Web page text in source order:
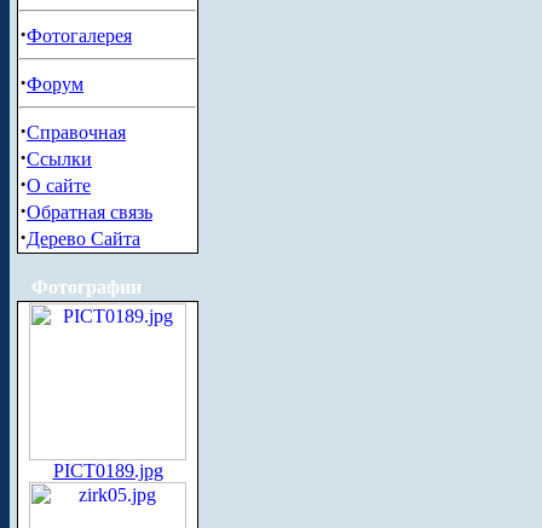
·Фотогалерея
·Форум
·Справочная
·Ссылки
·О сайте
·Обратная связь
·Дерево Сайта
Фотографии
PICT0189.jpg